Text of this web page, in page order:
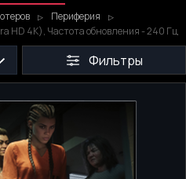
Периферия
HD 4K), Частота обновления - 240 Гц
Фильтры